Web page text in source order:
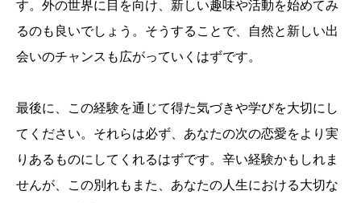
す。外の世界に目を向け、新しい趣味や活動を始めてみ
るのも良いでしょう。そうすることで、自然と新しい出
会いのチャンスも広がっていくはずです。
最後に、この経験を通じて得た気づきや学びを大切にし
てください。それらは必ず、あなたの次の恋愛をより実
りあるものにしてくれるはずです。辛い経験かもしれま
せんが、この別れもまた、あなたの人生における大切な